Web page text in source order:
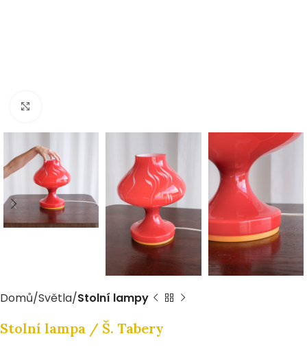
Domů Světla Stolní lampy
Stolní lampa / Š. Tabery